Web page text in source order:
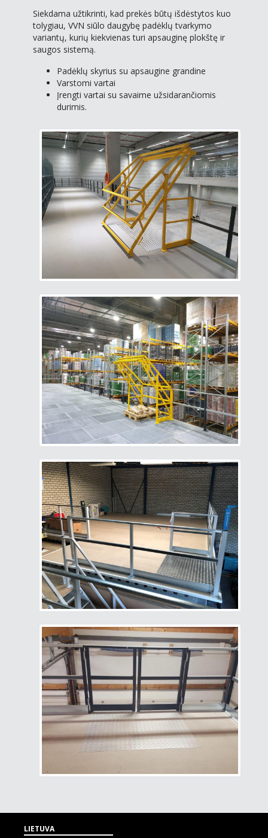
Siekdama užtikrinti, kad prekės būtų išdėstytos kuo
tolygiau, VVN siūlo daugybę padėklų tvarkymo
variantų, kurių kiekvienas turi apsauginę plokštę ir
saugos sistemą.
Padėklų skyrius su apsaugine grandine
Varstomi vartai
Įrengti vartai su savaime užsidarančiomis
durimis.
LIETUVA